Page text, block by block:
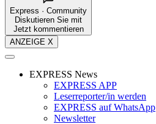
Express · Community
Diskutieren Sie mit
Jetzt kommentieren
ANZEIGE X
EXPRESS News
EXPRESS APP
Leserreporter/in werden
EXPRESS auf WhatsApp
Newsletter